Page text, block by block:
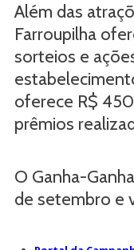
Além das
Farroupilha
sorteios e
oferece R$
prêmios
O Ganha-
de setembro e